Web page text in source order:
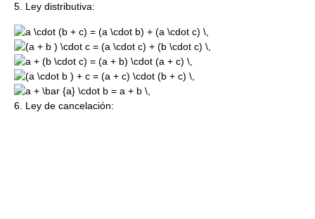
5. Ley distributiva:
6. Ley de cancelación: